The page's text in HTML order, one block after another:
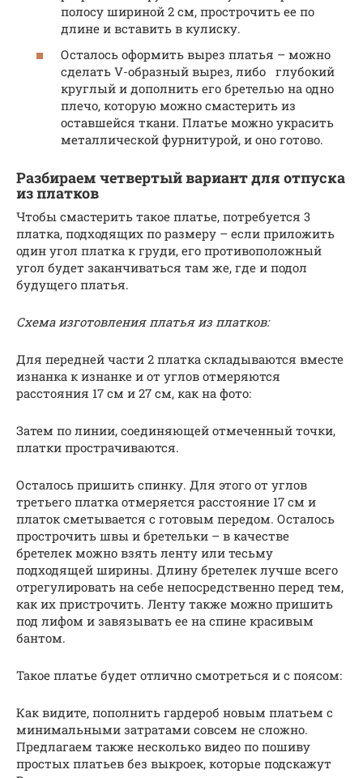
полосу шириной 2 см, прострочить ее по
длине и вставить в кулиску.
Осталось оформить вырез платья – можно
сделать V-образный вырез, либо глубокий
круглый и дополнить его бретелью на одно
плечо, которую можно смастерить из
оставшейся ткани. Платье можно украсить
металлической фурнитурой, и оно готово.
Разбираем четвертый вариант для отпуска
из платков
Чтобы смастерить такое платье, потребуется 3
платка, подходящих по размеру – если приложить
один угол платка к груди, его противоположный
угол будет заканчиваться там же, где и подол
будущего платья.
Схема изготовления платья из платков:
Для передней части 2 платка складываются вместе
изнанка к изнанке и от углов отмеряются
расстояния 17 см и 27 см, как на фото:
Затем по линии, соединяющей отмеченный точки,
платки прострачиваются.
Осталось пришить спинку. Для этого от углов
третьего платка отмеряется расстояние 17 см и
платок сметывается с готовым передом. Осталось
прострочить швы и бретельки – в качестве
бретелек можно взять ленту или тесьму
подходящей ширины. Длину бретелек лучше всего
отрегулировать на себе непосредственно перед тем,
как их пристрочить. Ленту также можно пришить
под лифом и завязывать ее на спине красивым
бантом.
Такое платье будет отлично смотреться и с поясом:
Как видите, пополнить гардероб новым платьем с
минимальными затратами совсем не сложно.
Предлагаем также несколько видео по пошиву
простых платьев без выкроек, которые подскажут